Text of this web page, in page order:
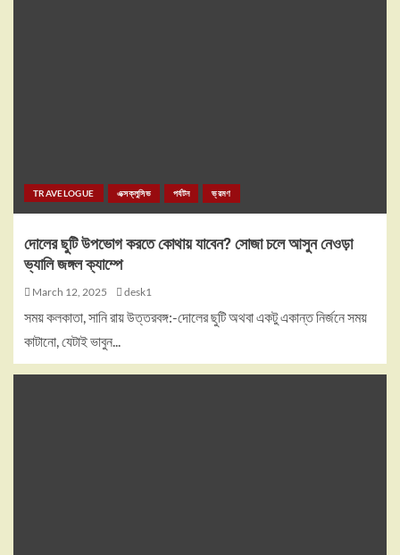
TRAVELOGUE এক্সক্লুসিভ পর্যটন ভ্রমণ
দোলের ছুটি উপভোগ করতে কোথায় যাবেন? সোজা চলে আসুন নেওড়া
ভ্যালি জঙ্গল ক্যাম্পে
March 12, 2025 desk1
সময় কলকাতা, সানি রায় উত্তরবঙ্গ:-দোলের ছুটি অথবা একটু একান্ত নির্জনে সময়
কাটানো, যেটাই ভাবুন...